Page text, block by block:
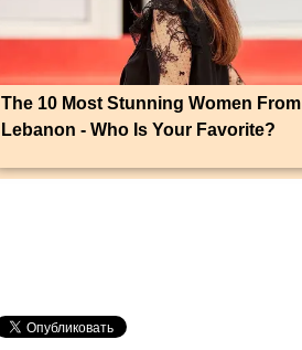
The 10 Most Stunning Women From
Lebanon - Who Is Your Favorite?